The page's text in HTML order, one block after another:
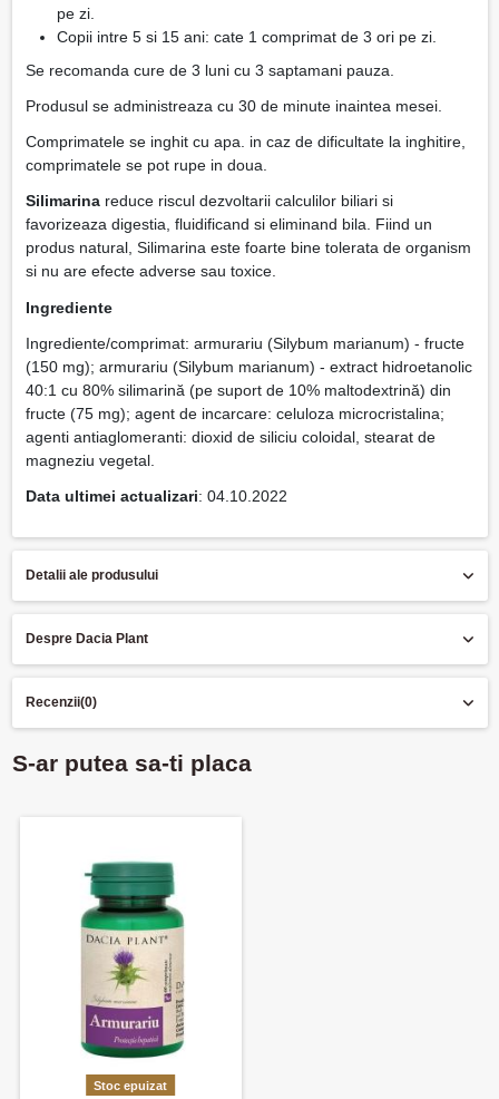
pe zi.
Copii intre 5 si 15 ani: cate 1 comprimat de 3 ori pe zi.
Se recomanda cure de 3 luni cu 3 saptamani pauza.
Produsul se administreaza cu 30 de minute inaintea mesei.
Comprimatele se inghit cu apa. in caz de dificultate la inghitire,
comprimatele se pot rupe in doua.
Silimarinareduce riscul dezvoltarii calculilor biliari si
favorizeaza digestia, fluidificand si eliminand bila. Fiind un
produs natural, Silimarina este foarte bine tolerata de organism
si nu are efecte adverse sau toxice.
Ingrediente
Ingrediente/comprimat: armurariu (Silybum marianum) - fructe
(150 mg); armurariu (Silybum marianum) - extract hidroetanolic
40:1 cu 80% silimarină (pe suport de 10% maltodextrină) din
fructe (75 mg); agent de incarcare: celuloza microcristalina;
agenti antiaglomeranti: dioxid de siliciu coloidal, stearat de
magneziu vegetal.
Data ultimei actualizari: 04.10.2022
Detalii ale produsului
Despre Dacia Plant
Recenzii(0)
S-ar putea sa-ti placa
Stoc epuizat